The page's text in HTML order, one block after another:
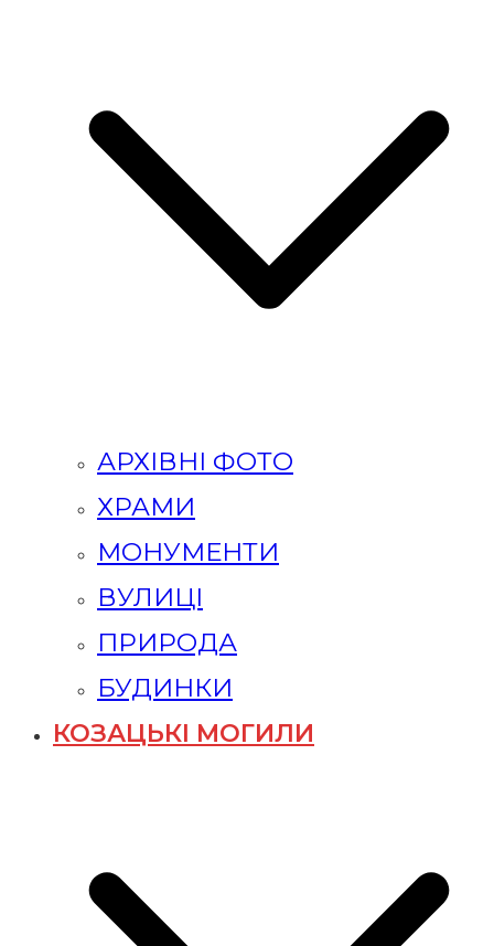
АРХІВНІ ФОТО
ХРАМИ
МОНУМЕНТИ
ВУЛИЦІ
ПРИРОДА
БУДИНКИ
КОЗАЦЬКІ МОГИЛИ